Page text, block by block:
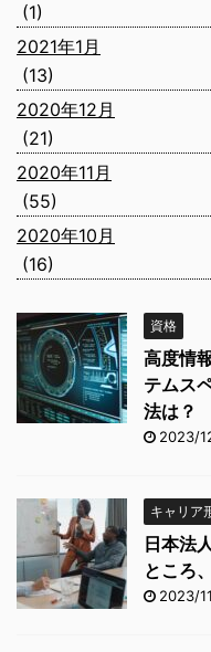
(1)
2021年1月
(13)
2020年12月
(21)
2020年11月
(55)
2020年10月
(16)
資格
高度情
テムス
法は？
2023/
キャリア
日本法
ところ
2023/